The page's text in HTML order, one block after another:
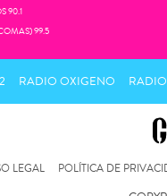
90.1
99.5
RADIO OXIGENO
LEGAL POLÍTICA DE